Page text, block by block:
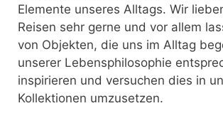
Elemente unseres Alltags. Wir
Reisen sehr gerne und vor allem
von Objekten, die uns im Alltag
unserer Lebensphilosophie
inspirieren und versuchen dies in
Kollektionen umzusetzen.